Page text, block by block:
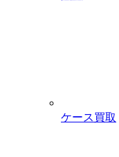
ケース買取